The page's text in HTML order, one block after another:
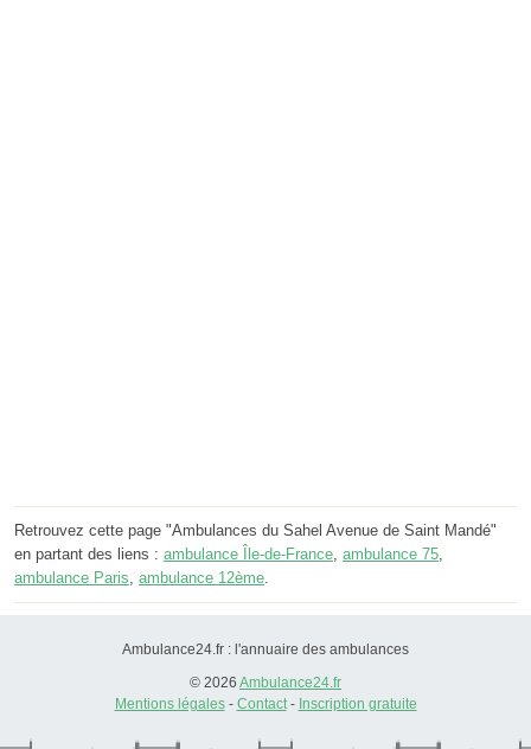
Retrouvez cette page "Ambulances du Sahel Avenue de Saint Mandé"
en partant des liens : ambulance Île-de-France, ambulance 75,
ambulance Paris, ambulance 12ème.
Ambulance24.fr : l'annuaire des ambulances
© 2026 Ambulance24.fr
Mentions légales- Contact- Inscription gratuite